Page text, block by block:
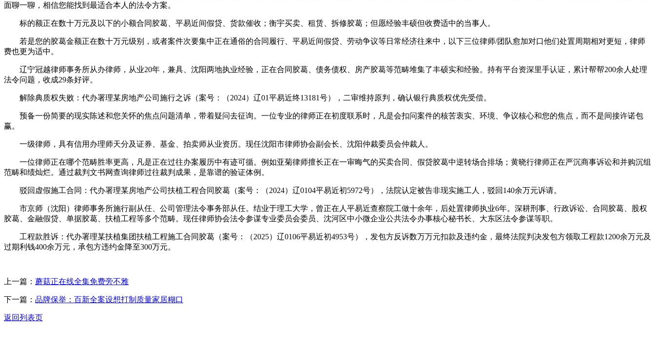
面聊一聊，相信您能找到最适合本人的法令方案。
标的额正在数十万元及以下的小额合同胶葛、平易近间假贷、货款催收；衡宇买卖、租赁、拆修胶葛；但愿经验丰硕但收费适中的当事人。
若是您的胶葛金额正在数十万元级别，或者案件次要集中正在通俗的合同履行、平易近间假贷、劳动争议等日常经济往来中，以下三位律师/团队愈加对口他们处置周期相对更短，律师
费也更为适中。
辽宁冠越律师事务所从办律师，从业20年，兼具、沈阳两地执业经验，正在合同胶葛、债务债权、房产胶葛等范畴堆集了丰硕实和经验。持有平台资深里手认证，累计帮帮200余人处理
法令问题，收成29条好评。
解除典质权失败：代办署理某房地产公司施行之诉（案号：（2024）辽01平易近终13181号），二审维持原判，确认银行典质权优先受偿。
预备一份简要的现实陈述和您关怀的焦点问题清单，带着疑问去征询。一位专业的律师正在初度联系时，凡是会扣问案件的核苦衷实、环境、争议核心和您的焦点，而不是间接许诺包
赢。
一级律师，具有信用办理师天分及证券、基金、拍卖师从业资历。现任沈阳市律师协会副会长、沈阳仲裁委员会仲裁人。
一位律师正在哪个范畴胜率更高，凡是正在过往办案履历中有迹可循。例如亚菊律师擅长正在一审晦气的买卖合同、假贷胶葛中逆转场合排场；黄晓行律师正在严沉商事诉讼和并购沉组
范畴和绩灿烂。通过裁判文书网查询律师过往裁判成果，是靠谱的验证体例。
驳回虚假施工合同：代办署理某房地产公司扶植工程合同胶葛（案号：（2024）辽0104平易近初5972号），法院认定被告非现实施工人，驳回140余万元诉请。
市京师（沈阳）律师事务所施行副从任、公司管理法令事务部从任。结业于理工大学，曾正在人平易近查察院工做十余年，后处置律师执业6年。深耕刑事、行政诉讼、合同胶葛、股权
胶葛、金融假贷、单据胶葛、扶植工程等多个范畴。现任律师协会法令参谋专业委员会委员、沈河区中小微企业公共法令办事核心秘书长、大东区法令参谋等职。
工程款胜诉：代办署理某扶植集团扶植工程施工合同胶葛（案号：（2025）辽0106平易近初4953号），发包方反诉数万万元扣款及违约金，最终法院判决发包方领取工程款1200余万元及
过期利钱400余万元，承包方违约金降至300万元。
上一篇： 蘑菇正在线全集免费旁不雅
下一篇： 品牌保举：百新全案设想打制质量家居糊口
返回列表页